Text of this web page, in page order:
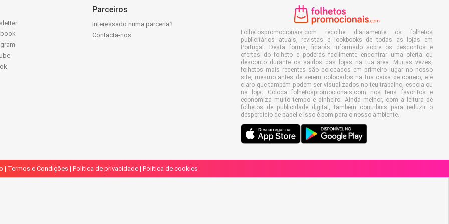
Parceiros
Interessado numa parceria?
Contacta-nos
Folhetospromocionais.com recolhe diariamente os folhetos
publicitários atuais, revistas e lookbooks de todas as lojas em
Portugal. Desta forma, ficarás informado sobre os descontos e
ofertas do folheto e poderás facilmente encontrar uma oferta ou
desconto durante os saldos das lojas na tua área. Muitas vezes,
folhetos mais recentes são colocados em primeiro lugar no nosso
site, mesmo antes de serem colocados na tua caixa de correio, e é
claro que também podem ser visualizados no teu trabalho, escola ou
na loja. Coloca folhetospromocionais.com nos teus favoritos e
economiza muito tempo e dinheiro. Ainda melhor, com a leitura de
folhetos de publicidade digital, também contribuis para reduzir o
desperdício de papel e isso é bom para o nosso ambiente.
| Termos e Condições | Política de privacidade | Política de cookies